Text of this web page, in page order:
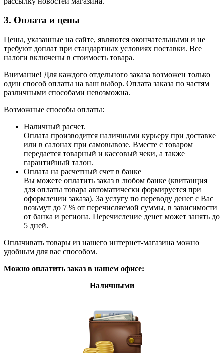
3. Оплата и цены
Цены, указанные на сайте, являются окончательными и не
требуют доплат при стандартных условиях поставки. Все
налоги включены в стоимость товара.
Внимание! Для каждого отдельного заказа возможен только
один способ оплаты на ваш выбор. Оплата заказа по частям
различными способами невозможна.
Возможные способы оплаты:
Наличный расчет.
Оплата производится наличными курьеру при доставке
или в салонах при самовывозе. Вместе с товаром
передается товарный и кассовый чеки, а также
гарантийный талон.
Оплата на расчетный счет в банке
Вы можете оплатить заказ в любом банке (квитанция
для оплаты товара автоматически формируется при
оформлении заказа). За услугу по переводу денег с Вас
возьмут до 7 % от перечисляемой суммы, в зависимости
от банка и региона. Перечисление денег может занять до
5 дней.
Оплачивать товары из нашего интернет-магазина можно
удобным для вас способом.
Можно оплатить заказ в нашем офисе:
Наличными